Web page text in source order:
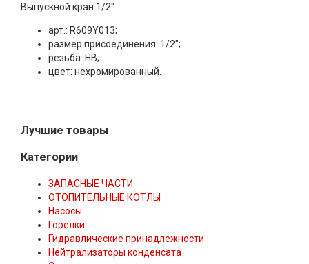
Выпускной кран 1/2":
арт.: R609Y013;
размер присоединения: 1/2";
резьба: НВ;
цвет: нехромированный.
Лучшие товары
Категории
ЗАПАСНЫЕ ЧАСТИ
ОТОПИТЕЛЬНЫЕ КОТЛЫ
Насосы
Горелки
Гидравлические принадлежности
Нейтрализаторы конденсата